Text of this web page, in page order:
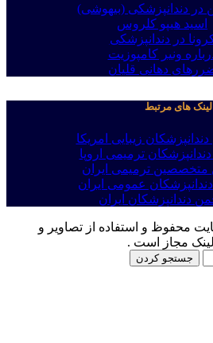
در دندانپزشکی (بیهوشی)
اسید هیپو کلروس
در دندانپزشکی
ونیر کامپوزیت
دهانی قلیان
لینک های مرتبط
دندانپزشکان زیبایی امریکا
ترمیمی اروپا
متخصصین ترمیمی ایران
عمومی ایران
دندانپزشکان ایران
محفوظ و استفاده از تصاویر و
مجاز است .
جستجو کردن